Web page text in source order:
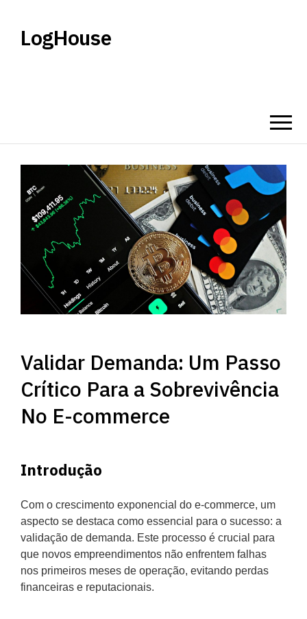
LogHouse
Validar Demanda: Um Passo
Crítico Para a Sobrevivência
No E-commerce
Introdução
Com o crescimento exponencial do e-commerce, um
aspecto se destaca como essencial para o sucesso: a
validação de demanda. Este processo é crucial para
que novos empreendimentos não enfrentem falhas
nos primeiros meses de operação, evitando perdas
financeiras e reputacionais.